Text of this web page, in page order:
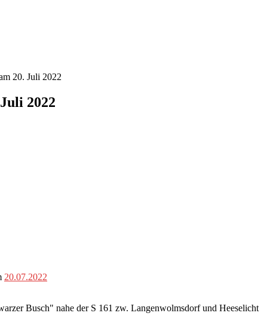
20. Juli 2022
2022
20.07.2022
Busch" nahe der S 161 zw. Langenwolmsdorf und Heeselicht